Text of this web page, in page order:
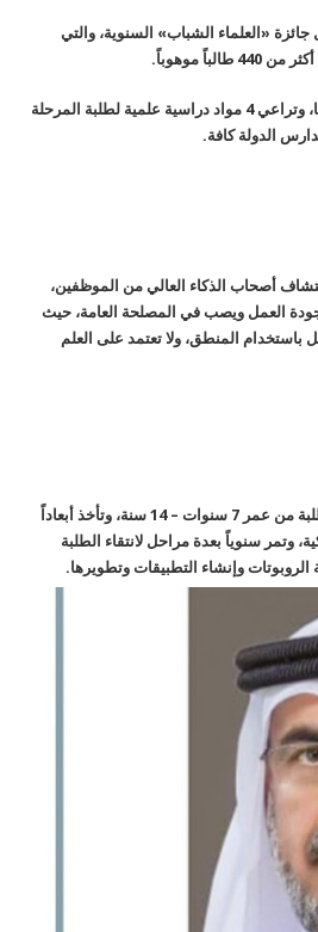
جائزة «العلماء الشباب» السنوية، والتي
وتحقق الجائزة بحسب الجابري أبعاداً لافتة نحو الهدف المنشود لإنشائها، وتراعي 4 مواد دراسية علمية لطلبة المرحلة
الدولة كافة.
أصحاب الذكاء العالي من الموظفين،
العمل ويصب في المصلحة العامة، حيث
باستخدام المنطق، ولا تعتمد على العلم
ومن بعدها جاءت المبادرة الثالثة، وهي «برنامج المبرمج المواطن» للطلبة من عمر 7 سنوات – 14 سنة، وتأخذ أبعاداً
وتمر سنوياً بعدة مراحل لانتقاء الطلبة
وإنشاء التطبيقات وتطويرها.